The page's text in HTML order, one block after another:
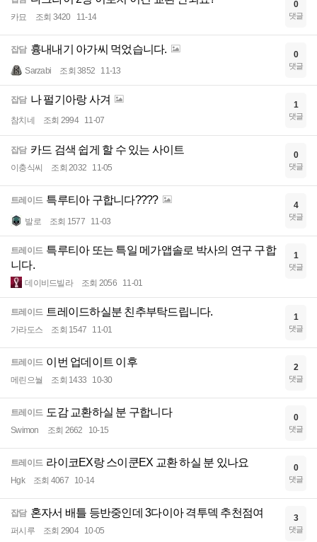
카묘 조회 3420 11-14
0
댓글
잡담 흉내내기 아가씨 먹었습니다.
Sarzabi 조회 3852 11-13
0
댓글
잡담 나 펄기아랑 사겨
참치네 조회 2994 11-07
1
댓글
잡담 카드 검색 쉽게 할 수 있는 사이트
이충식씨 조회 2032 11-05
0
댓글
트레이드 특루티아 구합니다????
발로 조회 1577 11-03
4
댓글
트레이드 특루티아 또는 특일 메가앱솔로 박사의 연구 구합
니다.
데이비드빌라 조회 2056 11-01
1
댓글
트레이드 트레이드하실분 친추부탁드립니다.
가라도스 조회 1547 11-01
1
댓글
트레이드 이번 업데이트 이후
메린으눨 조회 1433 10-30
2
댓글
트레이드 도감 교환하실 분 구합니다
Swimon 조회 2662 10-15
0
댓글
트레이드 라이코EX랑 스이쿤EX 교환 하실 분 있나요
Hgk 조회 4067 10-14
0
댓글
잡담 혼자서 배틀 등반중인데 3다이아 격투덱 추천점여
퍼시루 조회 2904 10-05
3
댓글